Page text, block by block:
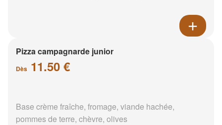
Pizza campagnarde junior
Dès 11.50 €
Base crème fraîche, fromage, viande hachée,
pommes de terre, chèvre, olives